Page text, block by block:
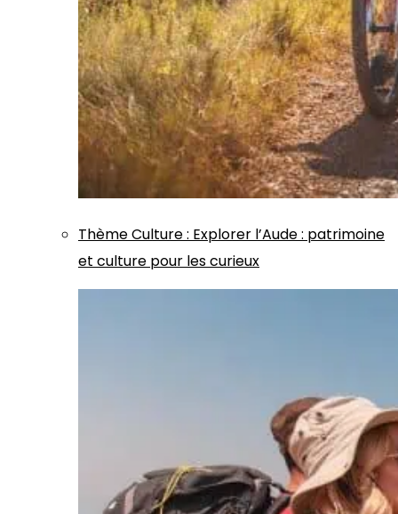
ThèmeCulture: Explorer l’Aude : patrimoine
et culture pour les curieux